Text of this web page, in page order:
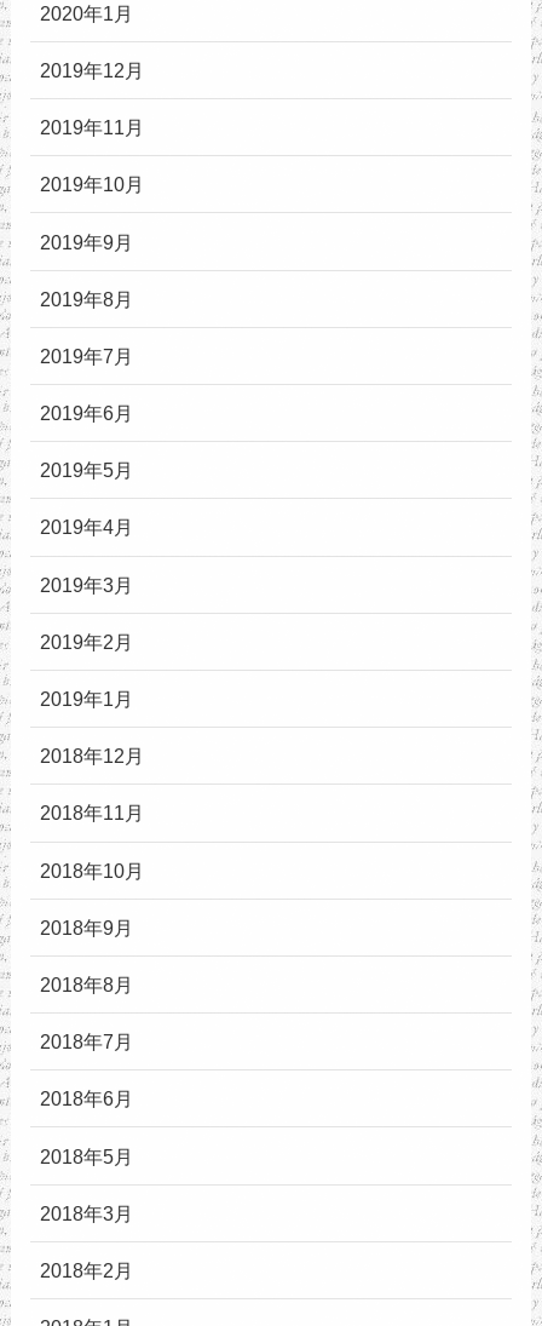
2020年1月
2019年12月
2019年11月
2019年10月
2019年9月
2019年8月
2019年7月
2019年6月
2019年5月
2019年4月
2019年3月
2019年2月
2019年1月
2018年12月
2018年11月
2018年10月
2018年9月
2018年8月
2018年7月
2018年6月
2018年5月
2018年3月
2018年2月